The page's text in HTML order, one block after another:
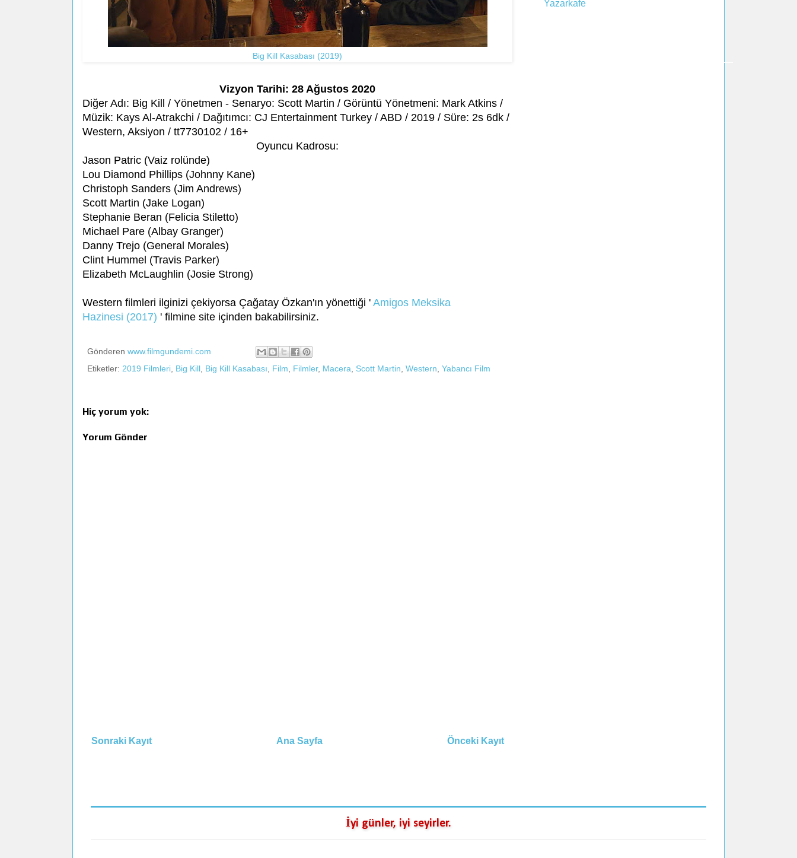
Big Kill Kasabası (2019)
Vizyon Tarihi: 28 Ağustos 2020
Diğer Adı: Big Kill / Yönetmen - Senaryo: Scott Martin / Görüntü Yönetmeni: Mark Atkins /
Müzik: Kays Al-Atrakchi / Dağıtımcı: CJ Entertainment Turkey / ABD / 2019 / Süre: 2s 6dk /
Western, Aksiyon / tt7730102 / 16+
Oyuncu Kadrosu:
Jason Patric (Vaiz rolünde)
Lou Diamond Phillips (Johnny Kane)
Christoph Sanders (Jim Andrews)
Scott Martin (Jake Logan)
Stephanie Beran (Felicia Stiletto)
Michael Pare (Albay Granger)
Danny Trejo (General Morales)
Clint Hummel (Travis Parker)
Elizabeth McLaughlin (Josie Strong)
Western filmleri ilginizi çekiyorsa Çağatay Özkan'ın yönettiği ' Amigos Meksika
Hazinesi (2017) ' filmine site içinden bakabilirsiniz.
Gönderen www.filmgundemi.com
Etiketler: 2019 Filmleri, Big Kill, Big Kill Kasabası, Film, Filmler, Macera, Scott Martin, Western, Yabancı Film
Hiç yorum yok:
Yorum Gönder
Sonraki Kayıt Önceki Kayıt
Ana Sayfa
İyi günler, iyi seyirler.